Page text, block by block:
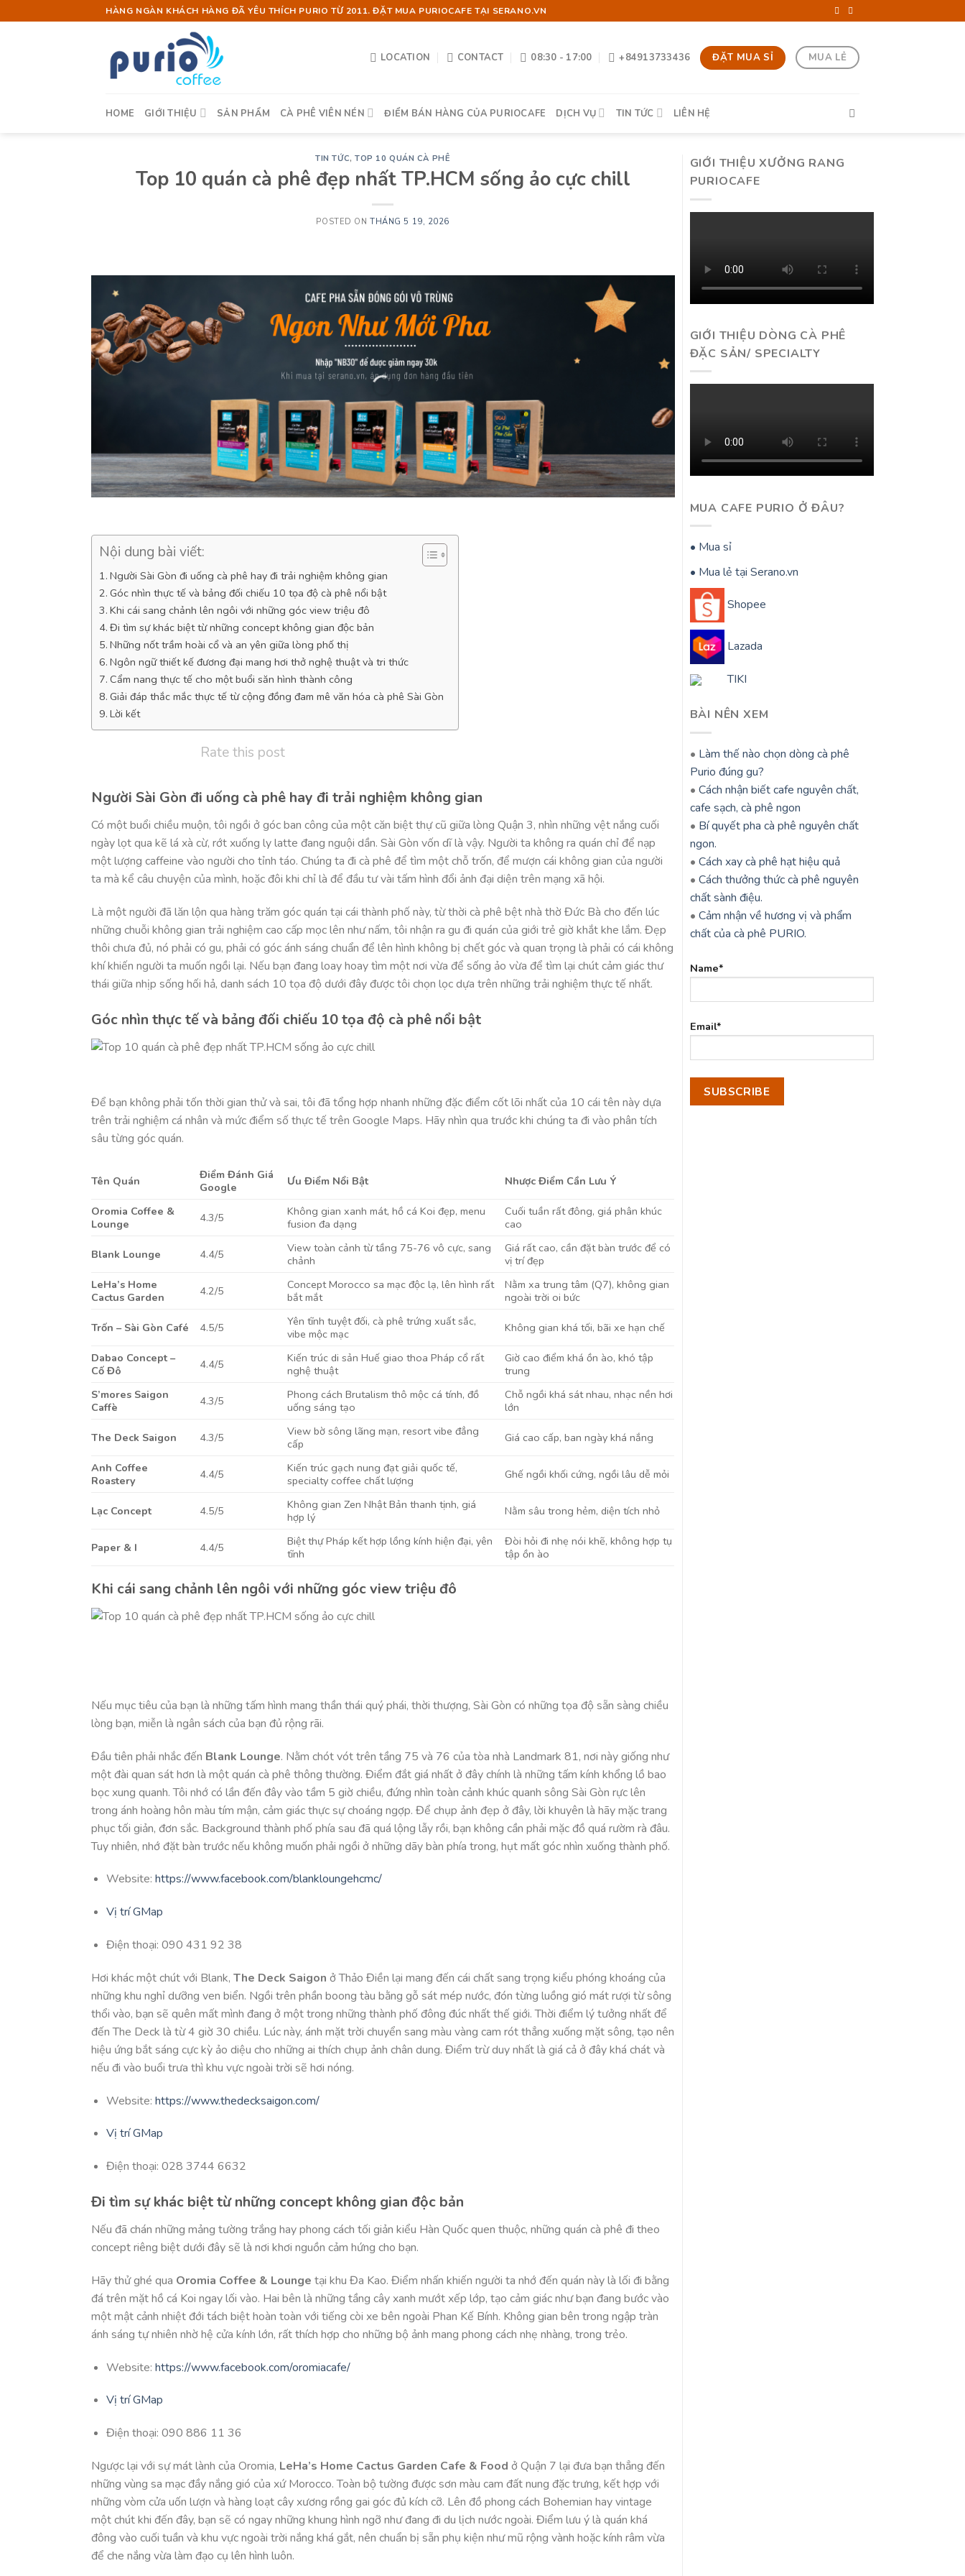
to
HÀNG NGÀN KHÁCH HÀNG ĐÃ YÊU THÍCH PURIO TỪ 2011. ĐẶT MUA PURIOCAFE TẠI SERANO.VN
LOCATION CONTACT 08:30 - 17:00 +84913733436 ĐẶT MUA SỈ MUA LẺ
HOME GIỚI THIỆU SẢN PHẨM CÀ PHÊ VIÊN NÉN ĐIỂM BÁN HÀNG CỦA PURIOCAFE DỊCH VỤ TIN TỨC LIÊN HỆ
TIN TỨC,TOP 10 QUÁN CÀ PHÊ
Top 10 quán cà phê đẹp nhất TP.HCM sống ảo cực chill
POSTED ONTHÁNG 5 19, 2026
Nội dung bài viết:
Người Sài Gòn đi uống cà phê hay đi trải nghiệm không gian
Góc nhìn thực tế và bảng đối chiếu 10 tọa độ cà phê nổi bật
Khi cái sang chảnh lên ngôi với những góc view triệu đô
Đi tìm sự khác biệt từ những concept không gian độc bản
Những nốt trầm hoài cổ và an yên giữa lòng phố thị
Ngôn ngữ thiết kế đương đại mang hơi thở nghệ thuật và tri thức
Cẩm nang thực tế cho một buổi săn hình thành công
Giải đáp thắc mắc thực tế từ cộng đồng đam mê văn hóa cà phê Sài Gòn
Lời kết
Rate this post
Người Sài Gòn đi uống cà phê hay đi trải nghiệm không gian
Có một buổi chiều muộn, tôi ngồi ở góc ban công của một căn biệt thự cũ giữa lòng Quận 3, nhìn những vệt nắng cuối
ngày lọt qua kẽ lá xà cừ, rớt xuống ly latte đang nguội dần. Sài Gòn vốn dĩ là vậy. Người ta không ra quán chỉ để nạp
một lượng caffeine vào người cho tỉnh táo. Chúng ta đi cà phê để tìm một chỗ trốn, để mượn cái không gian của người
ta mà kể câu chuyện của mình, hoặc đôi khi chỉ là để đầu tư vài tấm hình đổi ảnh đại diện trên mạng xã hội.
Là một người đã lăn lộn qua hàng trăm góc quán tại cái thành phố này, từ thời cà phê bệt nhà thờ Đức Bà cho đến lúc
những chuỗi không gian trải nghiệm cao cấp mọc lên như nấm, tôi nhận ra gu đi quán của giới trẻ giờ khắt khe lắm. Đẹp
thôi chưa đủ, nó phải có gu, phải có góc ánh sáng chuẩn để lên hình không bị chết góc và quan trọng là phải có cái không
khí khiến người ta muốn ngồi lại. Nếu bạn đang loay hoay tìm một nơi vừa để sống ảo vừa để tìm lại chút cảm giác thư
thái giữa nhịp sống hối hả, danh sách 10 tọa độ dưới đây được tôi chọn lọc dựa trên những trải nghiệm thực tế nhất.
Góc nhìn thực tế và bảng đối chiếu 10 tọa độ cà phê nổi bật
Để bạn không phải tốn thời gian thử và sai, tôi đã tổng hợp nhanh những đặc điểm cốt lõi nhất của 10 cái tên này dựa
trên trải nghiệm cá nhân và mức điểm số thực tế trên Google Maps. Hãy nhìn qua trước khi chúng ta đi vào phân tích
sâu từng góc quán.
Tên Quán
Điểm Đánh Giá
Google
Ưu Điểm Nổi Bật Nhược Điểm Cần Lưu Ý
Oromia Coffee &
Lounge
4.3/5
Không gian xanh mát, hồ cá Koi đẹp, menu
fusion đa dạng
Cuối tuần rất đông, giá phân khúc
cao
Blank Lounge 4.4/5
View toàn cảnh từ tầng 75-76 vô cực, sang
chảnh
Giá rất cao, cần đặt bàn trước để có
vị trí đẹp
LeHa’s Home
Cactus Garden
4.2/5
Concept Morocco sa mạc độc lạ, lên hình rất
bắt mắt
Nằm xa trung tâm (Q7), không gian
ngoài trời oi bức
Trốn – Sài Gòn Café 4.5/5
Yên tĩnh tuyệt đối, cà phê trứng xuất sắc,
vibe mộc mạc
Không gian khá tối, bãi xe hạn chế
Dabao Concept –
Cố Đô
4.4/5
Kiến trúc di sản Huế giao thoa Pháp cổ rất
nghệ thuật
Giờ cao điểm khá ồn ào, khó tập
trung
S’mores Saigon
Caffè
4.3/5
Phong cách Brutalism thô mộc cá tính, đồ
uống sáng tạo
Chỗ ngồi khá sát nhau, nhạc nền hơi
lớn
The Deck Saigon 4.3/5
View bờ sông lãng mạn, resort vibe đẳng
cấp
Giá cao cấp, ban ngày khá nắng
Anh Coffee
Roastery
4.4/5
Kiến trúc gạch nung đạt giải quốc tế,
specialty coffee chất lượng
Ghế ngồi khối cứng, ngồi lâu dễ mỏi
Lạc Concept 4.5/5
Không gian Zen Nhật Bản thanh tịnh, giá
hợp lý
Nằm sâu trong hẻm, diện tích nhỏ
Paper & I 4.4/5
Biệt thự Pháp kết hợp lồng kính hiện đại, yên
tĩnh
Đòi hỏi đi nhẹ nói khẽ, không hợp tụ
tập ồn ào
Khi cái sang chảnh lên ngôi với những góc view triệu đô
Nếu mục tiêu của bạn là những tấm hình mang thần thái quý phái, thời thượng, Sài Gòn có những tọa độ sẵn sàng chiều
lòng bạn, miễn là ngân sách của bạn đủ rộng rãi.
Đầu tiên phải nhắc đến Blank Lounge. Nằm chót vót trên tầng 75 và 76 của tòa nhà Landmark 81, nơi này giống như
một đài quan sát hơn là một quán cà phê thông thường. Điểm đắt giá nhất ở đây chính là những tấm kính khổng lồ bao
bọc xung quanh. Tôi nhớ có lần đến đây vào tầm 5 giờ chiều, đứng nhìn toàn cảnh khúc quanh sông Sài Gòn rực lên
trong ánh hoàng hôn màu tím mận, cảm giác thực sự choáng ngợp. Để chụp ảnh đẹp ở đây, lời khuyên là hãy mặc trang
phục tối giản, đơn sắc. Background thành phố phía sau đã quá lộng lẫy rồi, bạn không cần phải mặc đồ quá rườm rà đâu.
Tuy nhiên, nhớ đặt bàn trước nếu không muốn phải ngồi ở những dãy bàn phía trong, hụt mất góc nhìn xuống thành phố.
Website: https://www.facebook.com/blankloungehcmc/
Vị trí GMap
Điện thoại: 090 431 92 38
Hơi khác một chút với Blank, The Deck Saigon ở Thảo Điền lại mang đến cái chất sang trọng kiểu phóng khoáng của
những khu nghỉ dưỡng ven biển. Ngồi trên phần boong tàu bằng gỗ sát mép nước, đón từng luồng gió mát rượi từ sông
thổi vào, bạn sẽ quên mất mình đang ở một trong những thành phố đông đúc nhất thế giới. Thời điểm lý tưởng nhất để
đến The Deck là từ 4 giờ 30 chiều. Lúc này, ánh mặt trời chuyển sang màu vàng cam rót thẳng xuống mặt sông, tạo nên
hiệu ứng bắt sáng cực kỳ ảo diệu cho những ai thích chụp ảnh chân dung. Điểm trừ duy nhất là giá cả ở đây khá chát và
nếu đi vào buổi trưa thì khu vực ngoài trời sẽ hơi nóng.
Website: https://www.thedecksaigon.com/
Vị trí GMap
Điện thoại: 028 3744 6632
Đi tìm sự khác biệt từ những concept không gian độc bản
Nếu đã chán những mảng tường trắng hay phong cách tối giản kiểu Hàn Quốc quen thuộc, những quán cà phê đi theo
concept riêng biệt dưới đây sẽ là nơi khơi nguồn cảm hứng cho bạn.
Hãy thử ghé qua Oromia Coffee & Lounge tại khu Đa Kao. Điểm nhấn khiến người ta nhớ đến quán này là lối đi bằng
đá trên mặt hồ cá Koi ngay lối vào. Hai bên là những tầng cây xanh mướt xếp lớp, tạo cảm giác như bạn đang bước vào
một mật cảnh nhiệt đới tách biệt hoàn toàn với tiếng còi xe bên ngoài Phan Kế Bính. Không gian bên trong ngập tràn
ánh sáng tự nhiên nhờ hệ cửa kính lớn, rất thích hợp cho những bộ ảnh mang phong cách nhẹ nhàng, trong trẻo.
Website: https://www.facebook.com/oromiacafe/
Vị trí GMap
Điện thoại: 090 886 11 36
Ngược lại với sự mát lành của Oromia, LeHa’s Home Cactus Garden Cafe & Food ở Quận 7 lại đưa bạn thẳng đến
những vùng sa mạc đầy nắng gió của xứ Morocco. Toàn bộ tường được sơn màu cam đất nung đặc trưng, kết hợp với
những vòm cửa uốn lượn và hàng loạt cây xương rồng gai góc đủ kích cỡ. Lên đồ phong cách Bohemian hay vintage
một chút khi đến đây, bạn sẽ có ngay những khung hình ngỡ như đang đi du lịch nước ngoài. Điểm lưu ý là quán khá
đông vào cuối tuần và khu vực ngoài trời nắng khá gắt, nên chuẩn bị sẵn phụ kiện như mũ rộng vành hoặc kính râm vừa
để che nắng vừa làm đạo cụ lên hình luôn.
GIỚI THIỆU XƯỞNG RANG
PURIOCAFE
GIỚI THIỆU DÒNG CÀ PHÊ
ĐẶC SẢN/ SPECIALTY
MUA CAFE PURIO Ở ĐÂU?
• Mua sỉ
• Mua lẻ tại Serano.vn
Shopee
Lazada
TIKI
BÀI NÊN XEM
• Làm thế nào chọn dòng cà phê
Purio đúng gu?
• Cách nhận biết cafe nguyên chất,
cafe sạch, cà phê ngon
• Bí quyết pha cà phê nguyên chất
ngon.
• Cách xay cà phê hạt hiệu quả
• Cách thưởng thức cà phê nguyên
chất sành điệu.
• Cảm nhận về hương vị và phẩm
chất của cà phê PURIO.
Name*
Email*